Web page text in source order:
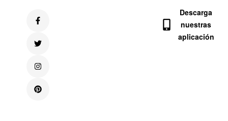
Descarga
nuestras
aplicación